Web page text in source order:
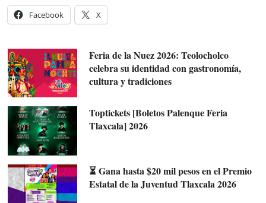
Facebook X
Feria de la Nuez 2026: Teolocholco
celebra su identidad con gastronomía,
cultura y tradiciones
Toptickets [Boletos Palenque Feria
Tlaxcala] 2026
⏳ Gana hasta $20 mil pesos en el Premio
Estatal de la Juventud Tlaxcala 2026